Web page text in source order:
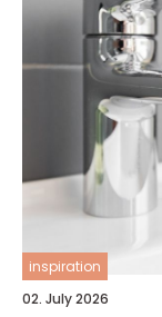
inspiration
02. July 2026